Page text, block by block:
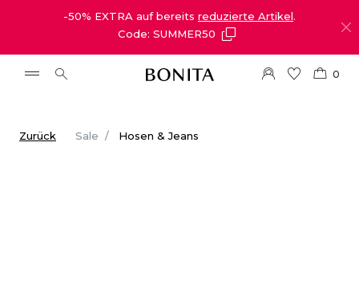
-50% EXTRA auf bereits reduzierte Artikel.
Code: SUMMER50
0
Zurück Sale Hosen & Jeans